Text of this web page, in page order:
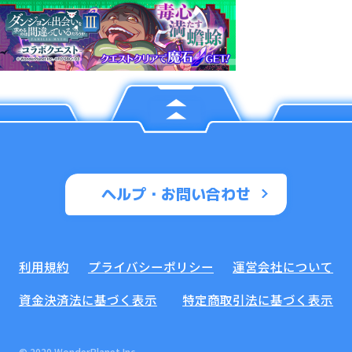
ヘルプ・お問い合わせ
利用規約 プライバシーポリシー
運営会社について
資金決済法に基づく表示
特定商取引法に基づく表示